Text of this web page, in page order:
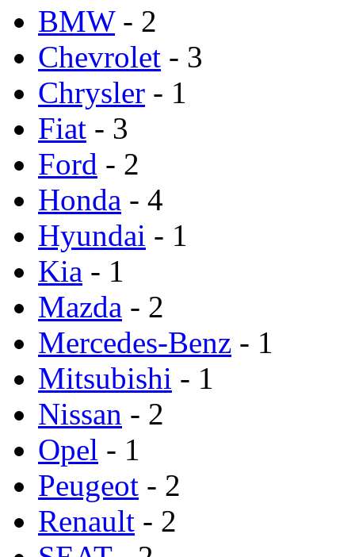
BMW- 2
Chevrolet - 3
Chrysler - 1
Fiat - 3
Ford - 2
Honda - 4
Hyundai - 1
Kia - 1
Mazda - 2
Mercedes-Benz - 1
Mitsubishi - 1
Nissan - 2
Opel - 1
Peugeot - 2
Renault - 2